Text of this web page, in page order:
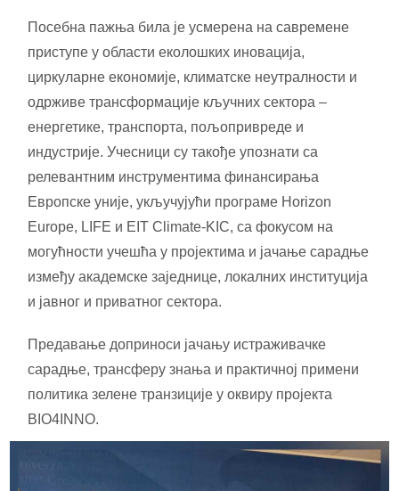
Посебна пажња била је усмерена на савремене
приступе у области еколошких иновација,
циркуларне економије, климатске неутралности и
одрживе трансформације кључних сектора –
енергетике, транспорта, пољопривреде и
индустрије. Учесници су такође упознати са
релевантним инструментима финансирања
Европске уније, укључујући програме Horizon
Europe, LIFE и EIT Climate-KIC, са фокусом на
могућности учешћа у пројектима и јачање сарадње
између академске заједнице, локалних институција
и јавног и приватног сектора.
Предавање доприноси јачању истраживачке
сарадње, трансферу знања и практичној примени
политика зелене транзиције у оквиру пројекта
BIO4INNO.